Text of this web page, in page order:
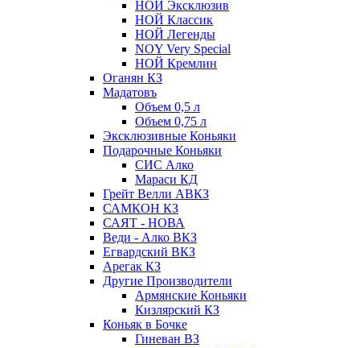
НОЙ Эксклюзив
НОЙ Классик
НОЙ Легенды
NOY Very Speсial
НОЙ Кремлин
Оганян КЗ
Мадатовъ
Объем 0,5 л
Объем 0,75 л
Эксклюзивные Коньяки
Подарочные Коньяки
СИС Алко
Мараси КД
Грейт Велли АВКЗ
САМКОН КЗ
САЯТ - НОВА
Веди - Алко ВКЗ
Егвардский ВКЗ
Арегак КЗ
Другие Производители
Армянские Коньяки
Кизлярский КЗ
Коньяк в Бочке
Гиневан ВЗ